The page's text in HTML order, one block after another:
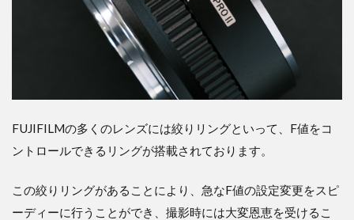
FUJIFILMの多くのレンズには絞りリングといって、F値をコ
ントロールできるリングが搭載されております。
この絞りリングがあることにより、急なF値の設定変更をスピ
ーディーに行うことができ、撮影時には大変恩恵を受けるこ